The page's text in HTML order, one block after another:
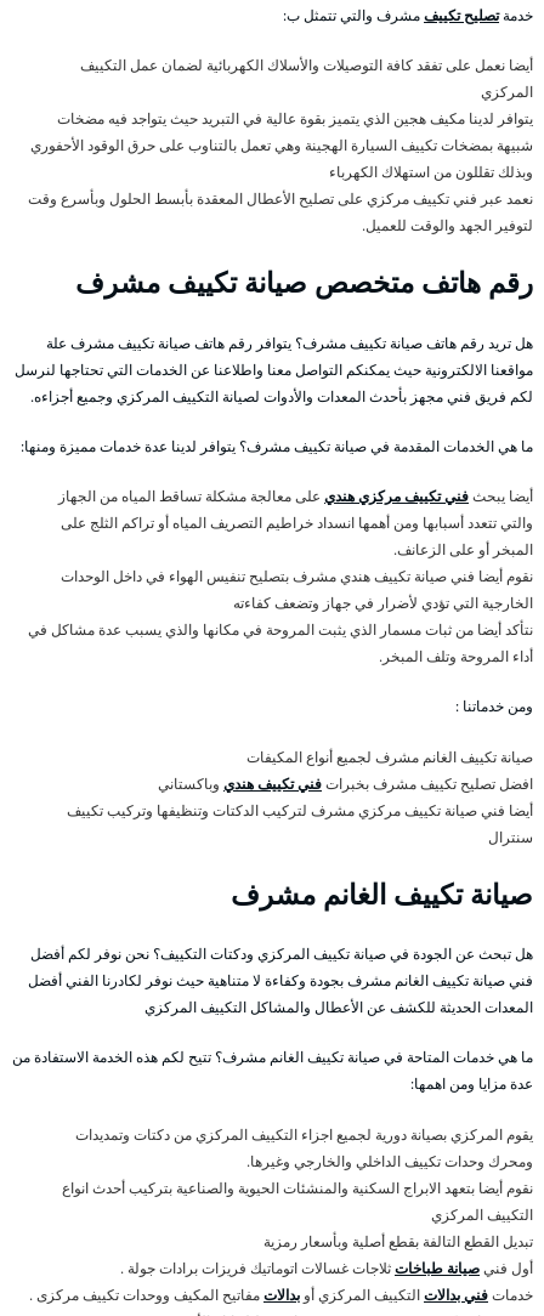
خدمةتصليح تكييفمشرف والتي تتمثل ب:
أيضا نعمل على تفقد كافة التوصيلات والأسلاك الكهربائية لضمان عمل التكييف
المركزي
يتوافر لدينا مكيف هجين الذي يتميز بقوة عالية في التبريد حيث يتواجد فيه مضخات
شبيهة بمضخات تكييف السيارة الهجينة وهي تعمل بالتناوب على حرق الوقود الأحفوري
وبذلك تقللون من استهلاك الكهرباء
نعمد عبر فني تكييف مركزي على تصليح الأعطال المعقدة بأبسط الحلول وبأسرع وقت
لتوفير الجهد والوقت للعميل.
رقم هاتف متخصص صيانة تكييف مشرف
هل تريد رقم هاتف صيانة تكييف مشرف؟ يتوافر رقم هاتف صيانة تكييف مشرف علة
مواقعنا الالكترونية حيث يمكنكم التواصل معنا واطلاعنا عن الخدمات التي تحتاجها لنرسل
لكم فريق فني مجهز بأحدث المعدات والأدوات لصيانة التكييف المركزي وجميع أجزاءه.
ما هي الخدمات المقدمة في صيانة تكييف مشرف؟ يتوافر لدينا عدة خدمات مميزة ومنها:
أيضا يبحثفني تكييف مركزي هندي على معالجة مشكلة تساقط المياه من الجهاز
والتي تتعدد أسبابها ومن أهمها انسداد خراطيم التصريف المياه أو تراكم الثلج على
المبخر أو على الزعانف.
نقوم أيضا فني صيانة تكييف هندي مشرف بتصليح تنفيس الهواء في داخل الوحدات
الخارجية التي تؤدي لأضرار في جهاز وتضعف كفاءته
نتأكد أيضا من ثبات مسمار الذي يثبت المروحة في مكانها والذي يسبب عدة مشاكل في
أداء المروحة وتلف المبخر.
ومن خدماتنا :
صيانة تكييف الغانم مشرف لجميع أنواع المكيفات
افضل تصليح تكييف مشرف بخبراتفني تكييف هندي وباكستاني
أيضا فني صيانة تكييف مركزي مشرف لتركيب الدكتات وتنظيفها وتركيب تكييف
سنترال
صيانة تكييف الغانم مشرف
هل تبحث عن الجودة في صيانة تكييف المركزي ودكتات التكييف؟ نحن نوفر لكم أفضل
فني صيانة تكييف الغانم مشرف بجودة وكفاءة لا متناهية حيث نوفر لكادرنا الفني أفضل
المعدات الحديثة للكشف عن الأعطال والمشاكل التكييف المركزي
ما هي خدمات المتاحة في صيانة تكييف الغانم مشرف؟ تتيح لكم هذه الخدمة الاستفادة من
عدة مزايا ومن اهمها:
يقوم المركزي بصيانة دورية لجميع اجزاء التكييف المركزي من دكتات وتمديدات
ومحرك وحدات تكييف الداخلي والخارجي وغيرها.
نقوم أيضا بتعهد الابراج السكنية والمنشئات الحيوية والصناعية بتركيب أحدث انواع
التكييف المركزي
تبديل القطع التالفة بقطع أصلية وبأسعار رمزية
أول فنيصيانة طباخاتثلاجات غسالات اتوماتيك فريزات برادات جولة .
خدماتفني بدالاتالتكييف المركزي أو بدالاتمفاتيح المكيف ووحدات تكييف مركزى .